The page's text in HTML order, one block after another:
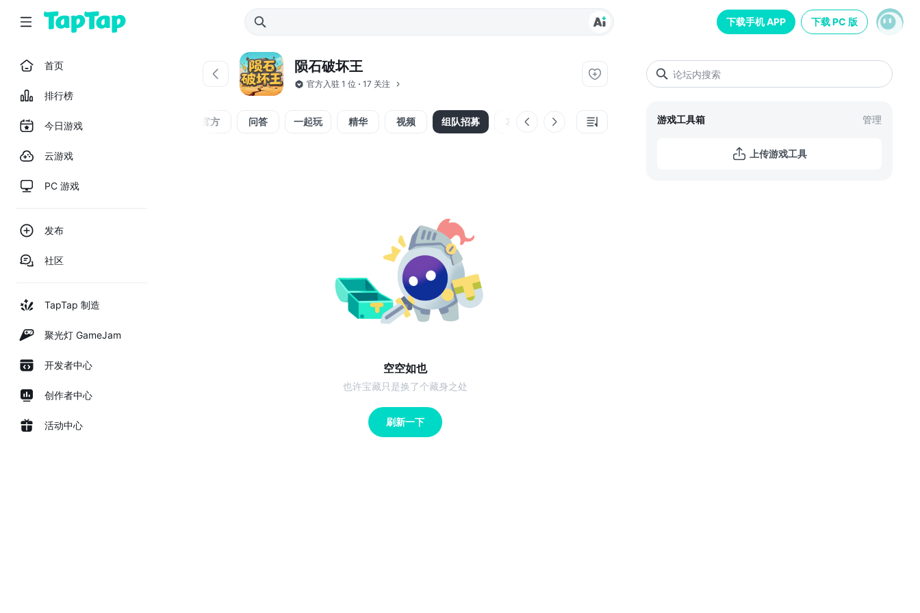
下载手机 APP 下载 PC 版
首页
排行榜
今日游戏
云游戏
PC 游戏
发布
社区
TapTap 制造
聚光灯 GameJam
开发者中心
创作者中心
活动中心
陨石破坏王
官方入驻 1 位 17 关注
官方 问答 一起玩 精华 视频 组队招募 攻略 反馈
空空如也
也许宝藏只是换了个藏身之处
刷新一下
游戏工具箱 管理
上传游戏工具